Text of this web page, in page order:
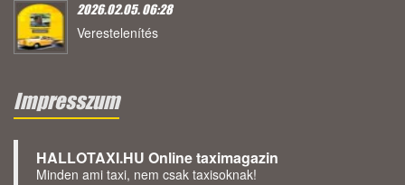
2026.02.05. 06:28
Verestelenítés
Impresszum
HALLOTAXI.HU Online taximagazin
Minden ami taxi, nem csak taxisoknak!